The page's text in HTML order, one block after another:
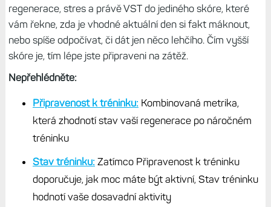
regenerace, stres a právě VST do jediného skóre, které
vám řekne, zda je vhodné aktuální den si fakt máknout,
nebo spíše odpočívat, či dát jen něco lehčího. Čím vyšší
skóre je, tím lépe jste připraveni na zátěž.
Nepřehlédněte:
Připravenost k tréninku: Kombinovaná metrika,
která zhodnotí stav vaší regenerace po náročném
tréninku
Stav tréninku: Zatímco Připravenost k tréninku
doporučuje, jak moc máte být aktivní, Stav tréninku
hodnotí vaše dosavadní aktivity